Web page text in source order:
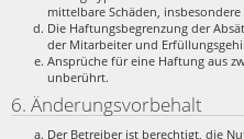
mittelbare Schäden,
Die Haftungsbegrenzung der
der Mitarbeiter und
Ansprüche für eine Haftung aus
unberührt.
6. Änderungsvorbehalt
Der Betreiber ist berechtigt, die